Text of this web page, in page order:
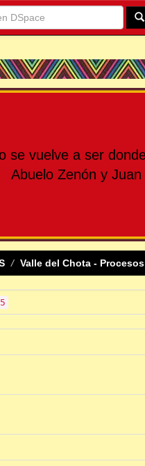
se vuelve a ser
Abuelo Zenón y
Valle del Chota -